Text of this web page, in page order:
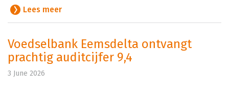
Lees meer
Voedselbank Eemsdelta ontvangt
prachtig auditcijfer 9,4
3 June 2026